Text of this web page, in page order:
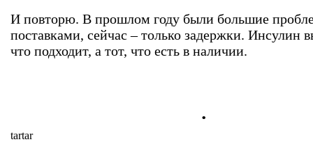
И повторю. В прошлом году были большие
поставками, сейчас – только задержки. Инсулин
что подходит, а тот, что есть в наличии.
.
tartar